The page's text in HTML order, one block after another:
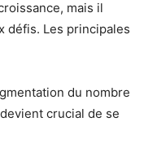
mais il
défis. Les principales
du nombre
crucial de se